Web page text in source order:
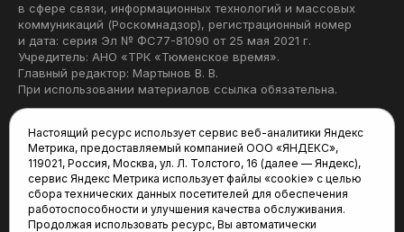
в сфере связи, информационных технологий и массовых
коммуникаций (Роскомнадзор), регистрационный номер
и дата: серия Эл № ФС77-81090 от 25 мая 2021 г.
Учредитель: АНО «ТРК «Тюменское время».
Главный редактор: Мартынов В. В.
При использовании материалов ссылка обязательна.
Редакция:
625035, Тюмень, пр. Геологоразведчиков, 28А
(3452) 68-22-28
tum-arena@mail.ru
Настоящий ресурс использует сервис веб-аналитики Яндекс
Метрика, предоставляемый компанией ООО «ЯНДЕКС»,
119021, Россия, Москва, ул. Л. Толстого, 16 (далее — Яндекс),
сервис Яндекс Метрика использует файлы «cookie» с целью
сбора технических данных посетителей для обеспечения
работоспособности и улучшения качества обслуживания.
Продолжая использовать ресурс, Вы автоматически